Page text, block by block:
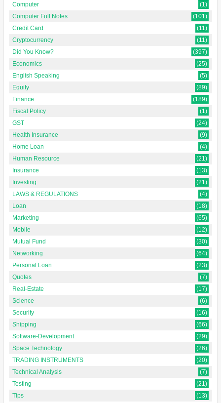
Computer
(1)
Computer Full Notes
(101)
Credit Card
(11)
Cryptocurrency
(11)
Did You Know?
(397)
Economics
(25)
English Speaking
(5)
Equity
(89)
Finance
(189)
Fiscal Policy
(1)
GST
(24)
Health Insurance
(9)
Home Loan
(4)
Human Resource
(21)
Insurance
(13)
Investing
(21)
LAWS & REGULATIONS
(4)
Loan
(18)
Marketing
(65)
Mobile
(12)
Mutual Fund
(30)
Networking
(64)
Personal Loan
(23)
Quotes
(7)
Real-Estate
(17)
Science
(6)
Security
(16)
Shipping
(66)
Software-Development
(29)
Space Technology
(26)
TRADING INSTRUMENTS
(20)
Technical Analysis
(7)
Testing
(21)
Tips
(13)